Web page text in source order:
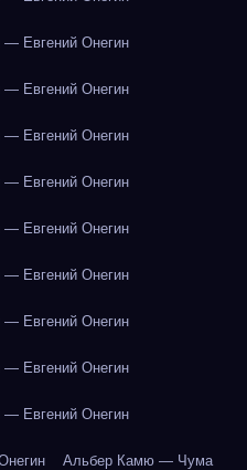
Евгений Онегин
Евгений Онегин
Евгений Онегин
Евгений Онегин
Евгений Онегин
Евгений Онегин
Евгений Онегин
Евгений Онегин
Евгений Онегин
Альбер Камю — Чума